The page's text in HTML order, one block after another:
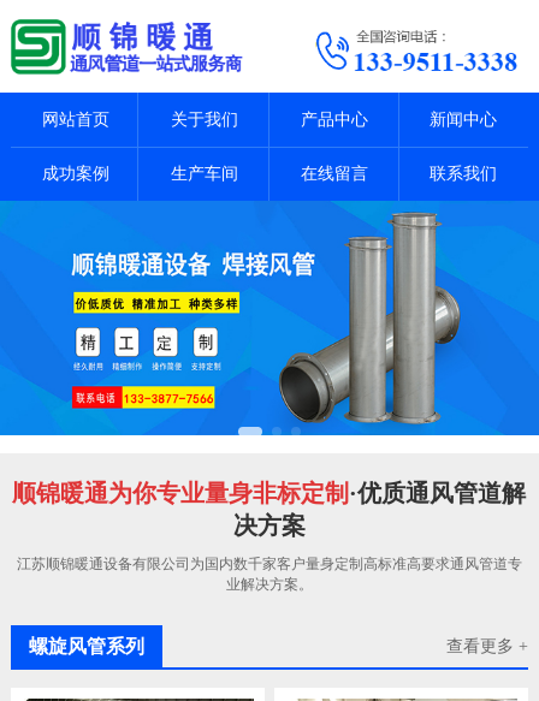
网站首页 关于我们 产品中心 新闻中心
成功案例 生产车间 在线留言 联系我们
顺锦暖通为你专业量身非标定制 ·优质通风管道解
决方案
江苏顺锦暖通设备有限公司为国内数千家客户量身定制高标准高要求通风管道专
业解决方案。
查看更多 +
螺旋风管系列